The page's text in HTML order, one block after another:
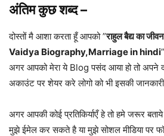
अंतिम कुछ शब्द –
दोस्तों मै आशा करता हूँ आपको ”राहुल बैद्य का
Vaidya Biography,Marriage in hindi
अगर आपको मेरा ये Blog पसंद आया हो तो अपने
अकाउंट पर शेयर करे लोगो को भी इसकी
अगर आपकी कोई प्रतिकिर्याएँ हे तो हमे जरूर बताये
मुझे ईमेल कर सकते है या मुझे सोशल मीडिया पर